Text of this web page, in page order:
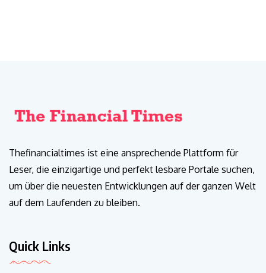
Thefinancialtimes ist eine ansprechende Plattform für
Leser, die einzigartige und perfekt lesbare Portale suchen,
um über die neuesten Entwicklungen auf der ganzen Welt
auf dem Laufenden zu bleiben.
Quick Links